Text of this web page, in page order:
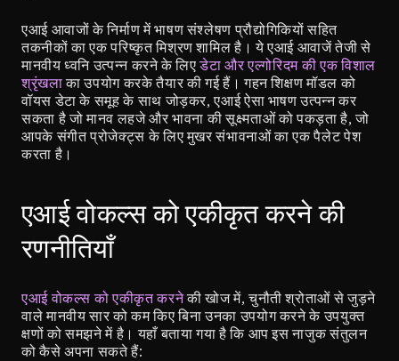
एआई आवाजों के निर्माण में भाषण संश्लेषण प्रौद्योगिकियों सहित
तकनीकों का एक परिष्कृत मिश्रण शामिल है। ये एआई आवाजें तेजी से
मानवीय ध्वनि उत्पन्न करने के लिए डेटा और एल्गोरिदम की एक विशाल
श्रृंखला का उपयोग करके तैयार की गई हैं। गहन शिक्षण मॉडल को
वॉयस डेटा के समूह के साथ जोड़कर, एआई ऐसा भाषण उत्पन्न कर
सकता है जो मानव लहजे और भावना की सूक्ष्मताओं को पकड़ता है, जो
आपके संगीत प्रोजेक्ट्स के लिए मुखर संभावनाओं का एक पैलेट पेश
करता है।
एआई वोकल्स को एकीकृत करने की
रणनीतियाँ
एआई वोकल्स को एकीकृत करने की खोज में, चुनौती श्रोताओं से जुड़ने
वाले मानवीय सार को कम किए बिना उनका उपयोग करने के उपयुक्त
क्षणों को समझने में है। यहाँ बताया गया है कि आप इस नाजुक संतुलन
को कैसे अपना सकते हैं: